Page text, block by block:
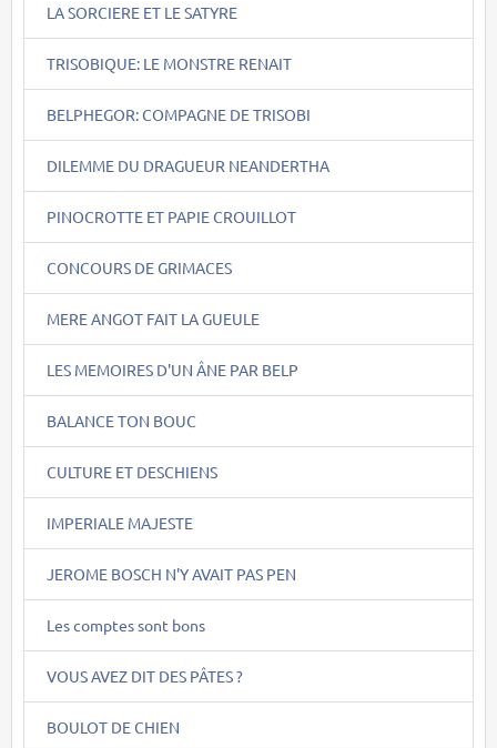
LA SORCIERE ET LE SATYRE
TRISOBIQUE: LE MONSTRE RENAIT
BELPHEGOR: COMPAGNE DE TRISOBI
DILEMME DU DRAGUEUR NEANDERTHA
PINOCROTTE ET PAPIE CROUILLOT
CONCOURS DE GRIMACES
MERE ANGOT FAIT LA GUEULE
LES MEMOIRES D'UN ÂNE PAR BELP
BALANCE TON BOUC
CULTURE ET DESCHIENS
IMPERIALE MAJESTE
JEROME BOSCH N'Y AVAIT PAS PEN
Les comptes sont bons
VOUS AVEZ DIT DES PÂTES ?
BOULOT DE CHIEN